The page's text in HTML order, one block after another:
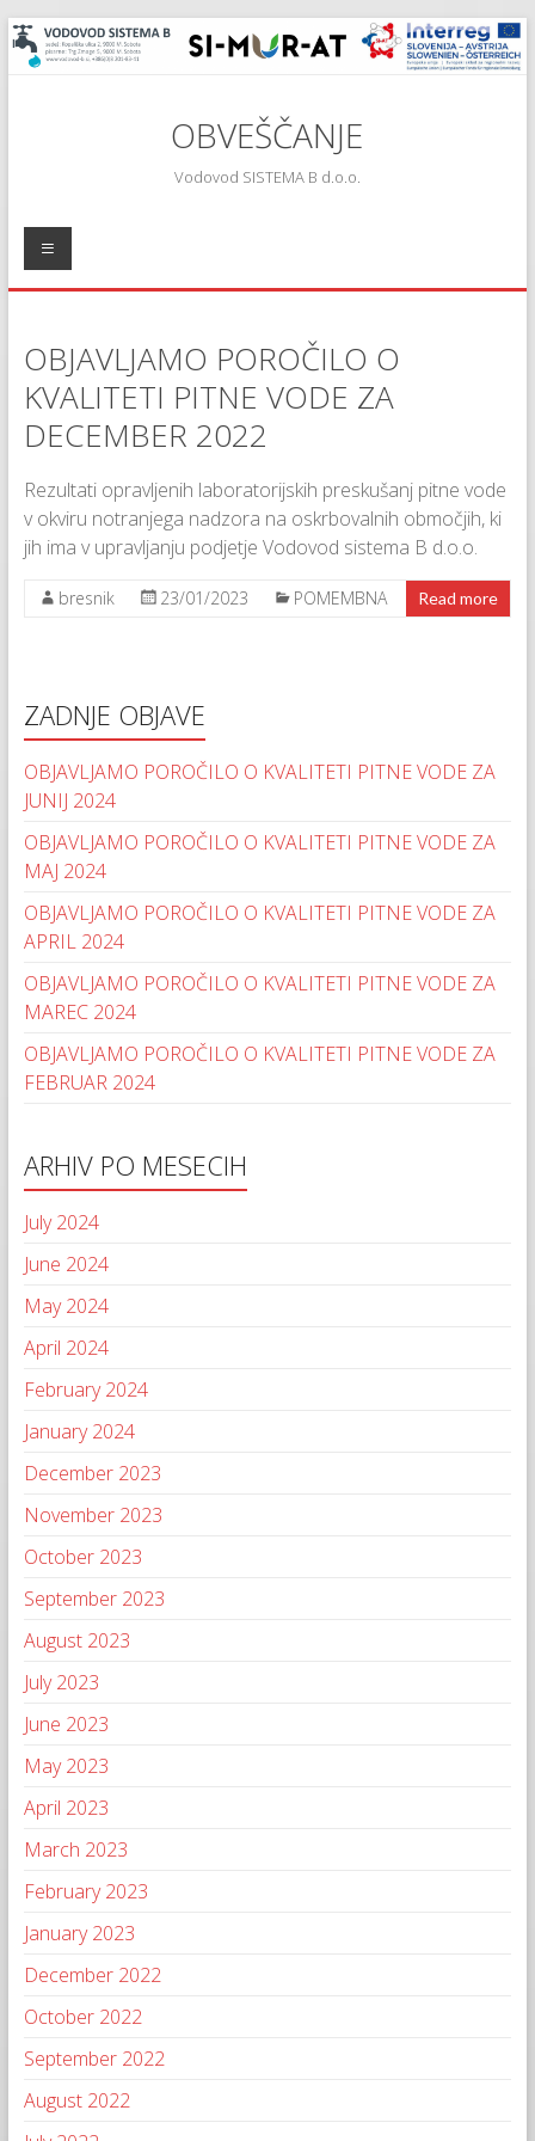
OBVEŠČANJE
Vodovod SISTEMA B d.o.o.
OBJAVLJAMO POROČILO O
KVALITETI PITNE VODE ZA
DECEMBER 2022
Rezultati opravljenih laboratorijskih preskušanj pitne vode
v okviru notranjega nadzora na oskrbovalnih območjih, ki
jih ima v upravljanju podjetje Vodovod sistema B d.o.o.
bresnik 23/01/2023 POMEMBNA Read more
ZADNJE OBJAVE
OBJAVLJAMO POROČILO O KVALITETI PITNE VODE ZA
JUNIJ 2024
OBJAVLJAMO POROČILO O KVALITETI PITNE VODE ZA
MAJ 2024
OBJAVLJAMO POROČILO O KVALITETI PITNE VODE ZA
APRIL 2024
OBJAVLJAMO POROČILO O KVALITETI PITNE VODE ZA
MAREC 2024
OBJAVLJAMO POROČILO O KVALITETI PITNE VODE ZA
FEBRUAR 2024
ARHIV PO MESECIH
July 2024
June 2024
May 2024
April 2024
February 2024
January 2024
December 2023
November 2023
October 2023
September 2023
August 2023
July 2023
June 2023
May 2023
April 2023
March 2023
February 2023
January 2023
December 2022
October 2022
September 2022
August 2022